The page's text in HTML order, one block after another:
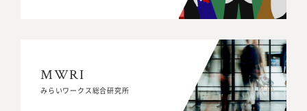
MWRI
みらいワークス総合研究所
MWRI
みらいワークス総合研究所